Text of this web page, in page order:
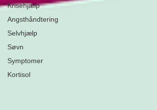
Krisehjælp
Angsthåndtering
Selvhjælp
Søvn
Symptomer
Kortisol